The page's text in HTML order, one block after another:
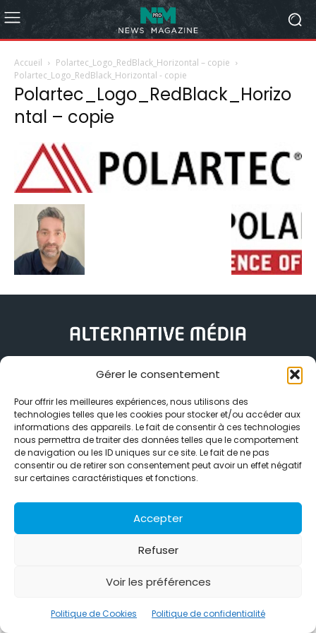
Gérer le consentement
Pour offrir les meilleures expériences, nous utilisons des
technologies telles que les cookies pour stocker et/ou accéder aux
informations des appareils. Le fait de consentir à ces technologies
nous permettra de traiter des données telles que le comportement
de navigation ou les ID uniques sur ce site. Le fait de ne pas
consentir ou de retirer son consentement peut avoir un effet négatif
sur certaines caractéristiques et fonctions.
Accepter
Refuser
Voir les préférences
Politique de Cookies Politique de confidentialité
Accueil
Polartec_Logo_RedBlack_Horizontal – copie
Polartec_Logo_RedBlack_Horizontal - copie
Polartec_Logo_RedBlack_Horizo
ntal – copie
Alternative Média est une agence de relations presse et de
relations publiques basée à Grenoble. Depuis 1995, elle conçoit et
grâce à un réseau d’agences partenaires.
Contactez-nous : info@alternativemedia.fr
© Copyright - Alternative Média
International
Politique de Cookies